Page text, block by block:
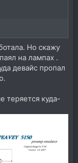
Но скажу
на лампах .
девайс пропал
теряется куда-